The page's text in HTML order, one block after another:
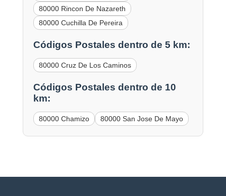
80000 Rincon De Nazareth
80000 Cuchilla De Pereira
Códigos Postales dentro de 5 km:
80000 Cruz De Los Caminos
Códigos Postales dentro de 10
km:
80000 Chamizo 80000 San Jose De Mayo